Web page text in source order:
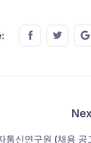
Share this on
Share
통신연구원 (채용 공